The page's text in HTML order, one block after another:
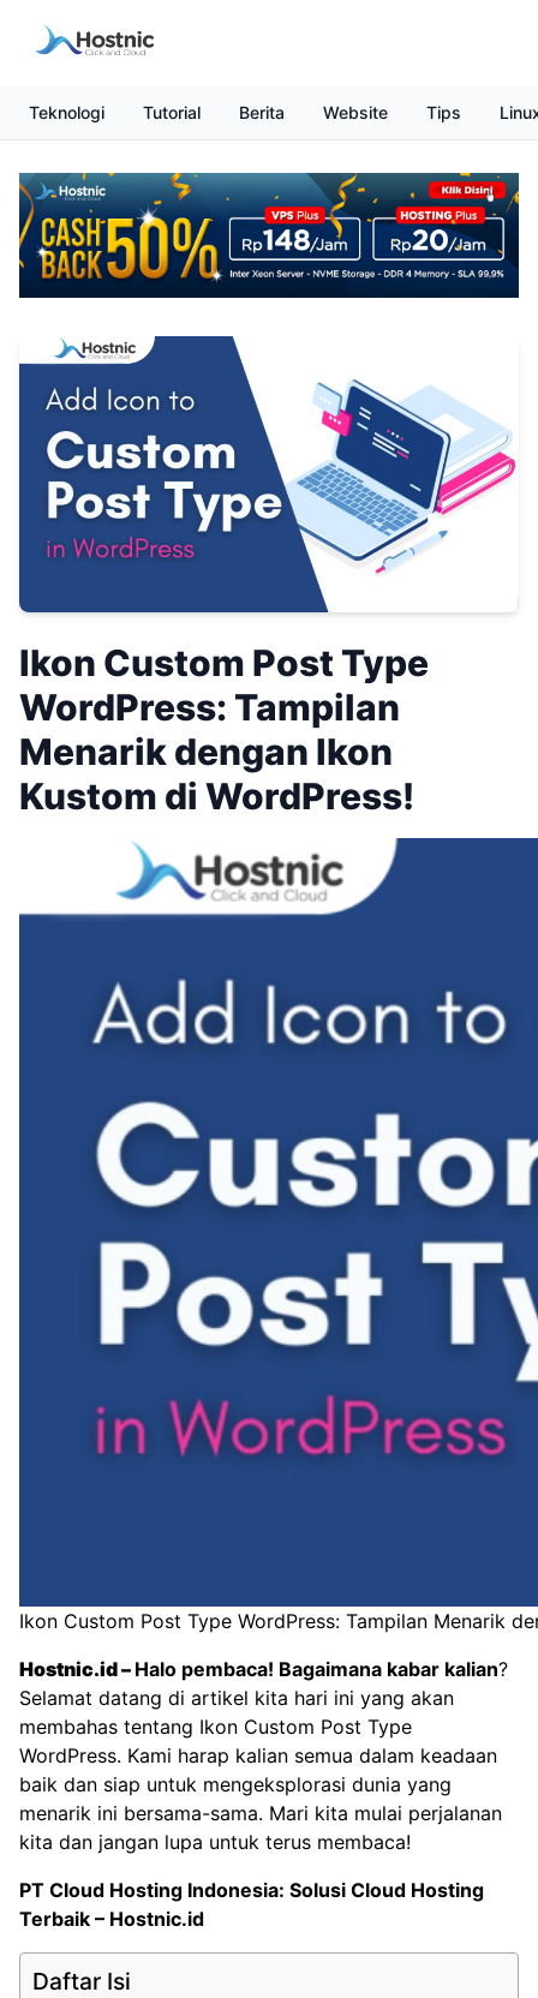
Teknologi Tutorial Berita Website Tips
Ikon Custom Post Type
WordPress: Tampilan
Menarik dengan Ikon
Kustom di WordPress!
Ikon Custom Post Type WordPress: Tampilan Menarik
Hostnic.id– Halo pembaca! Bagaimana kabar kalian?
Selamat datang di artikel kita hari ini yang akan
membahas tentang Ikon Custom Post Type
WordPress. Kami harap kalian semua dalam keadaan
baik dan siap untuk mengeksplorasi dunia yang
menarik ini bersama-sama. Mari kita mulai perjalanan
kita dan jangan lupa untuk terus membaca!
PT Cloud Hosting Indonesia: Solusi Cloud Hosting
Terbaik – Hostnic.id
Daftar Isi